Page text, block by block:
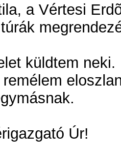
a Vértesi
küldtem
Úr!